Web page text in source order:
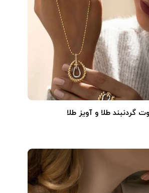
گردنبند طلا و آویز طلا